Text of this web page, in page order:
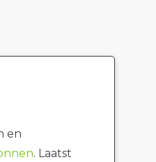
en
. Laatst